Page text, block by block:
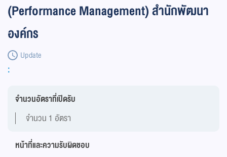
(Performance Management) สำนักพัฒนา
องค์กร
Update
:
จำนวนอัตราที่เปิดรับ
จำนวน 1 อัตรา
หน้าที่และความรับผิดชอบ